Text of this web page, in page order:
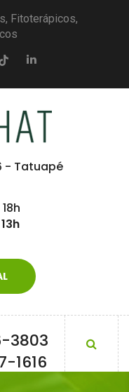
Fitoterápicos,
- Tatuapé
3803
1616